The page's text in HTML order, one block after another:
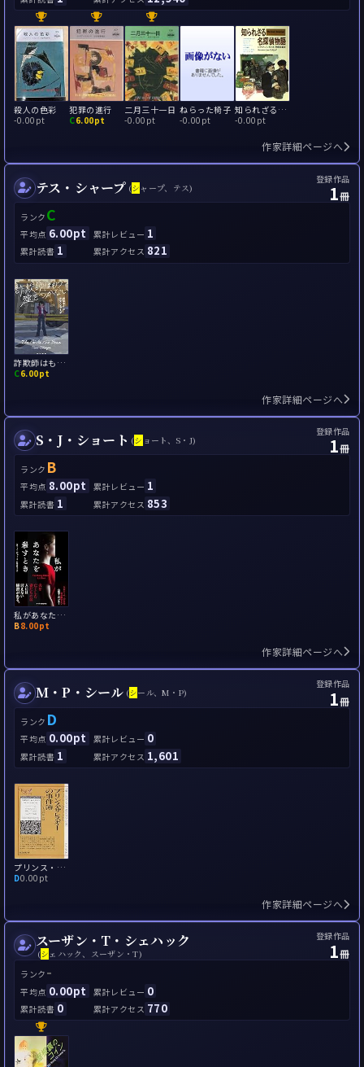
殺人の色彩
-0.00pt
犯罪の進行
C6.00pt
二月三十一日
-0.00pt
ねらった椅子
-0.00pt
知られざる名探偵物語
-0.00pt
作家詳細ページへ
テス・シャープ (シ ャープ、テス)
登録作品
1冊
ランク C
平均点 6.00pt 累計レビュー 1
累計読書 1 累計アクセス 821
詐欺師はもう嘘をつかない
C6.00pt
作家詳細ページへ
S・J・ショート (シ ョート、S・J)
登録作品
1冊
ランク B
平均点 8.00pt 累計レビュー 1
累計読書 1 累計アクセス 853
私があなたを殺すとき
B8.00pt
作家詳細ページへ
M・P・シール (シール、M・P)
登録作品
1冊
ランク D
平均点 0.00pt 累計レビュー 0
累計読書 1 累計アクセス 1,601
プリンス・ザレスキーの事件簿
D0.00pt
作家詳細ページへ
スーザン・T・シェハック
(シ ェハック、スーザン・T)
登録作品
1冊
ランク -
平均点 0.00pt 累計レビュー 0
累計読書 0 累計アクセス 770